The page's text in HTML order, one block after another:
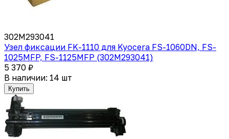
302M293041
Узел фиксации FK-1110 для Kyocera FS-1060DN, FS-
1025MFP, FS-1125MFP (302M293041)
5 370 ₽
В наличии: 14 шт
Купить